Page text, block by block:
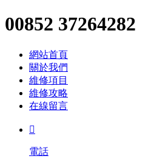
00852 37264282
網站首頁
關於我們
維修項目
維修攻略
在線留言

電話